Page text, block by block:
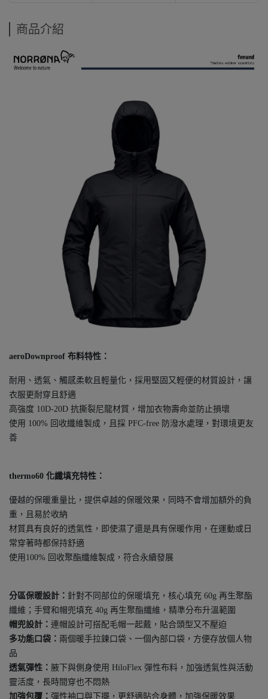
商品介紹
aeroDownproof 布料特性：
耐用、透氣、觸感柔軟且輕量化，採用堅固又輕便的材質設計，讓
衣服更耐穿且舒適
高強度 10D-20D 抗撕裂尼龍材質，增加衣物壽命並防止損壞
使用 100% 回收纖維製成，且採 PFC-free 防潑水處理，對環境更友
善
thermo60 化纖填充特性：
優越的保暖重量比，提供卓越的保暖效果，同時不會增加額外的負
重，且易於收納
材質具有良好的透氣性，即使濕了還是具有保暖作用，在運動或日
常穿著時都保持舒適
使用100% 回收聚酯纖維製成，符合永續發展
分區保暖設計： 針對不同部位的保暖填充，核心填充 60g 再生聚酯
纖維；手臂和帽兜填充 40g 再生聚酯纖維，精準分布升溫範圍
帽兜設計： 連帽設計可搭配毛帽一起戴，貼合頭型又不壓迫
多功能口袋： 兩個暖手拉鍊口袋、一個內部口袋，方便存放個人物
品
透氣彈性： 腋下與側身使用 HiloFlex 彈性布料，加強透氣性與活動
靈活度，長時間穿也不悶熱
加強包覆： 彈性袖口與下擺，更舒適貼合身體，加強保暖效果